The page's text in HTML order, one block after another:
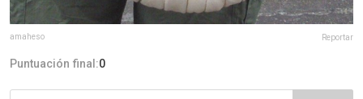
amaheso Reportar
Puntuación final:0